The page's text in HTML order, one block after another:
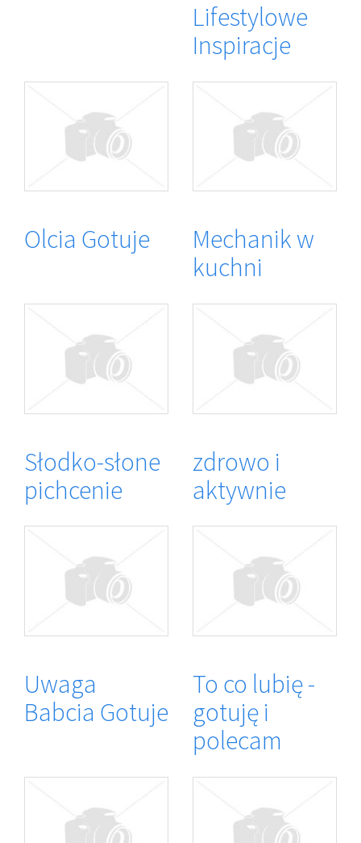
Lifestylowe
Inspiracje
Olcia Gotuje
Mechanik w
kuchni
Słodko-słone
pichcenie
zdrowo i
aktywnie
Uwaga
Babcia Gotuje
To co lubię -
gotuję i
polecam